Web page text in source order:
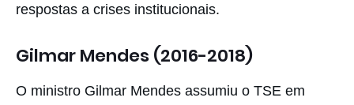
respostas a crises institucionais.
Gilmar Mendes (2016-2018)
O ministro Gilmar Mendes assumiu o TSE em